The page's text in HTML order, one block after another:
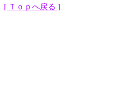
[ Ｔｏｐへ戻る ]